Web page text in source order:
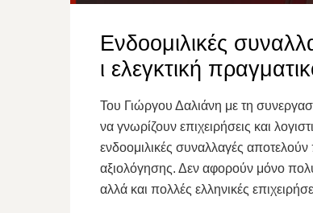
Ενδοομιλικές
ι ελεγκτική
Του Γιώργου Δαλιάνη με τη
να γνωρίζουν επιχειρήσεις και
ενδοομιλικές συναλλαγές
αξιολόγησης. Δεν αφορούν μόνο
αλλά και πολλές ελληνικές